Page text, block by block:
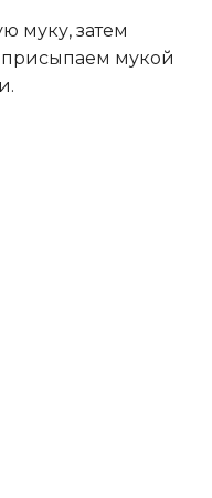
муку, затем
присыпаем мукой